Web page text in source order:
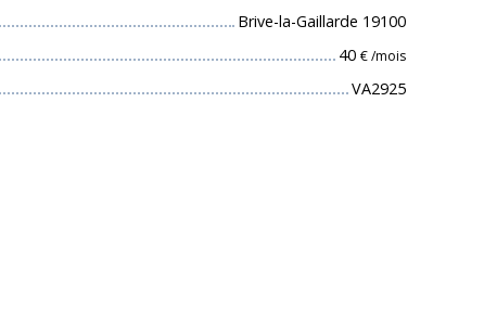
Brive-la-Gaillarde 19100
40 € /mois
VA2925